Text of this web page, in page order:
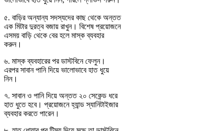
৫. বাড়ির অন্যান্য সদস্যদের কাছ থেকে অন্তত
এক মিটার দুরত্ব বজায় রাখুন। বিশেষ প্রয়োজনে
এসময় বাড়ি থেকে বের হলে মাস্ক ব্যবহার
করুন।
৬. মাস্ক ব্যবহারের পর ডাস্টবিনে ফেলুন।
এরপর সাবান পানি দিয়ে ভালোভাবে হাত ধুয়ে
নিন।
৭. সাবান ও পানি দিয়ে অন্তত ২০ সেকেন্ড ধরে
হাত ধুতে হবে। প্রয়োজনে হ্যান্ড স্যানিটাইজার
ব্যবহার করতে পারেন।